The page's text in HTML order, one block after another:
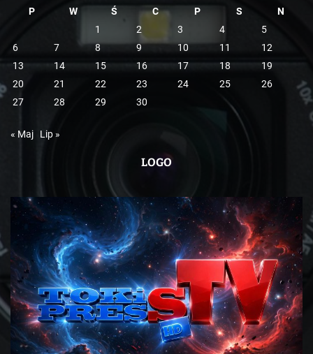
P
W Ś C P S
N
1
2 3 4
5
6
7 8 9 10 11
12
13
14 15 16 17 18
19
20
21 22 23 24 25
26
27
28 29 30
« Maj Lip »
LOGO